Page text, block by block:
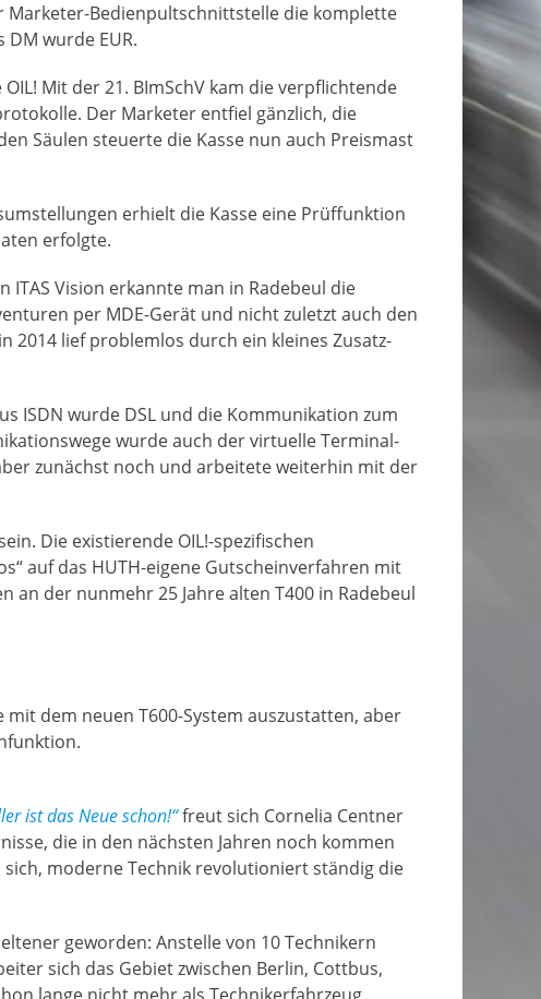
Marketer-Bedienpultschnittstelle die komplette
wurde EUR.
Mit der 21. BImSchV kam die verpflichtende
Der Marketer entfiel gänzlich, die
Säulen steuerte die Kasse nun auch Preismast
erhielt die Kasse eine Prüffunktion
erfolgte.
ITAS Vision erkannte man in Radebeul die
per MDE-Gerät und nicht zuletzt auch den
2014 lief problemlos durch ein kleines Zusatz-
ISDN wurde DSL und die Kommunikation zum
wurde auch der virtuelle Terminal-
zunächst noch und arbeitete weiterhin mit der
Die existierende OIL!-spezifischen
auf das HUTH-eigene Gutscheinverfahren mit
der nunmehr 25 Jahre alten T400 in Radebeul
dem neuen T600-System auszustatten, aber
ist das Neue schon!“freut sich Cornelia Centner
die in den nächsten Jahren noch kommen
sich, moderne Technik revolutioniert ständig die
geworden: Anstelle von 10 Technikern
sich das Gebiet zwischen Berlin, Cottbus,